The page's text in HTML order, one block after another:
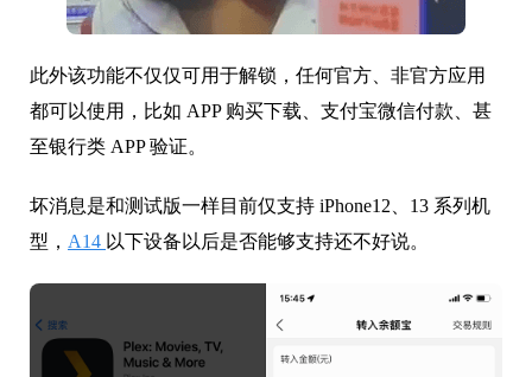
此外该功能不仅仅可用于解锁，任何官方、非官方应用
都可以使用，比如 APP 购买下载、支付宝微信付款、甚
至银行类 APP 验证。
坏消息是和测试版一样目前仅支持 iPhone12、13 系列机
型， A14 以下设备以后是否能够支持还不好说。